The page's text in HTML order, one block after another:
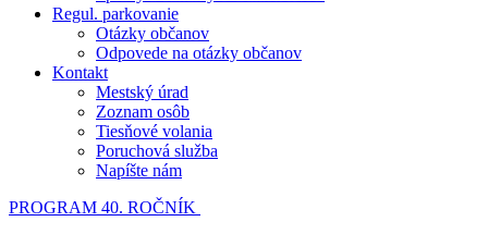
Regul. parkovanie
Otázky občanov
Odpovede na otázky občanov
Kontakt
Mestský úrad
Zoznam osôb
Tiesňové volania
Poruchová služba
Napíšte nám
PROGRAM 40. ROČNÍK